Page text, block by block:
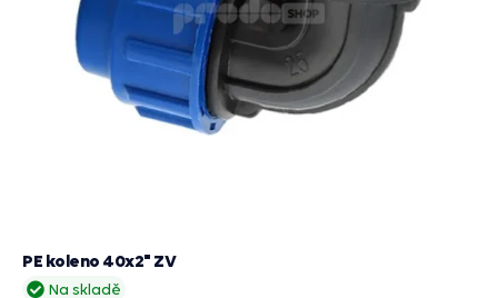
Na skladě
PE koleno 40x2" ZV